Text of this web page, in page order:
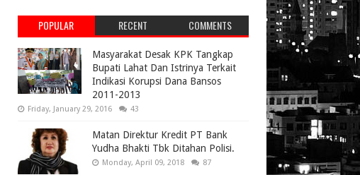
POPULAR RECENT COMMENTS
Masyarakat Desak KPK Tangkap
Bupati Lahat Dan Istrinya Terkait
Indikasi Korupsi Dana Bansos
2011-2013
Friday, January 29, 2016 43
Matan Direktur Kredit PT Bank
Yudha Bhakti Tbk Ditahan Polisi.
Monday, April 09, 2018 87